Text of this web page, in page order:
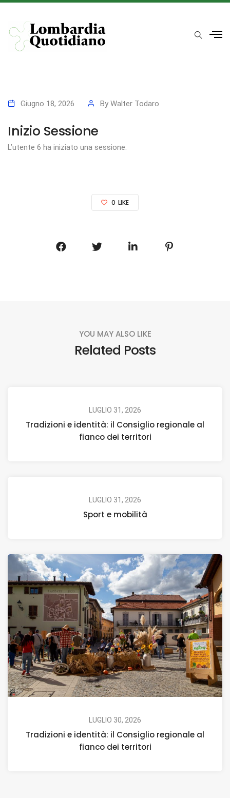
Giugno 18, 2026 By Walter Todaro
Inizio Sessione
L’utente 6 ha iniziato una sessione.
0 LIKE
YOU MAY ALSO LIKE
Related Posts
LUGLIO 31, 2026
Tradizioni e identità: il Consiglio regionale al
fianco dei territori
LUGLIO 31, 2026
Sport e mobilità
LUGLIO 30, 2026
Tradizioni e identità: il Consiglio regionale al
fianco dei territori